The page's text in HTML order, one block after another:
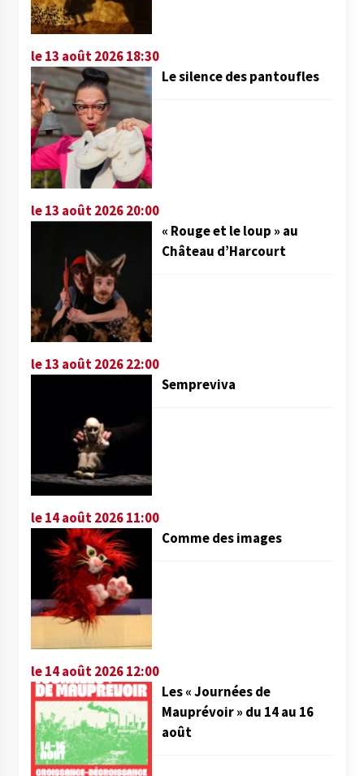
le 13 août 2026 18:30
Le silence des pantoufles
le 13 août 2026 20:00
« Rouge et le loup » au
Château d’Harcourt
le 13 août 2026 22:00
Sempreviva
le 14 août 2026 11:00
Comme des images
le 14 août 2026 12:00
Les « Journées de
Mauprévoir » du 14 au 16
août